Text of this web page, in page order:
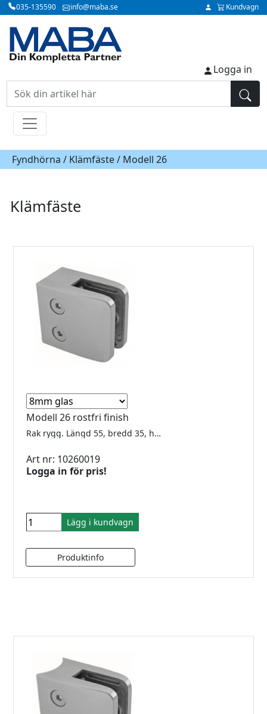
035-135590 info@maba.se Kundvagn
Logga in
Fyndhörna / Klämfäste/ Modell 26
Klämfäste
Modell 26 rostfri finish
Rak rygg. Längd 55, bredd 35, höjd 55mm. Zink för inomhusbruk. För 10.76-12,76mm glas. Säkerhetsplatta ingår. Utförsäljning, gummi finns kvar för 10,76 - 12 - 12,76
Art nr: 10260019
Logga in för pris!
Lägg i kundvagn